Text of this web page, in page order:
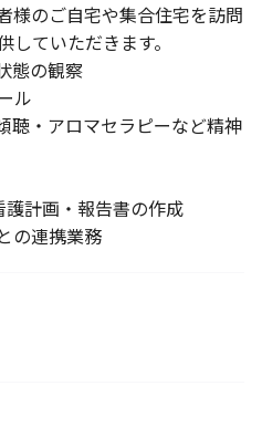
様のご自宅や集合住宅を訪問
ていただきます。
態の観察
ル
聴・アロマセラピーなど精神
護計画・報告書の作成
の連携業務